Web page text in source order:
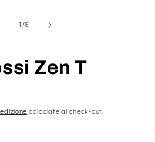
1 /su
6
Zen T
calcolate al check-out.